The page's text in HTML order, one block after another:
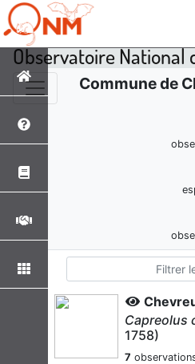
Observatoire National
Commune de
Capreolus
1758)
7